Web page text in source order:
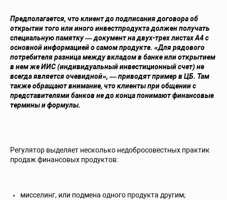
Предполагается, что клиент до подписания договора об
открытии того или иного инвестпродукта должен получать
специальную памятку — документ на двух-трех листах А4 с
основной информацией о самом продукте. «Для рядового
потребителя разница между вкладом в банке или открытием
в нем же ИИС (индивидуальный инвестиционный счет) не
всегда является очевидной», — приводят пример в ЦБ. Там
также обращают внимание, что клиенты при общении с
представителями банков не до конца понимают финансовые
термины и формулы.
Регулятор выделяет несколько недобросовестных практик
продаж финансовых продуктов:
мисселинг, или подмена одного продукта другим;